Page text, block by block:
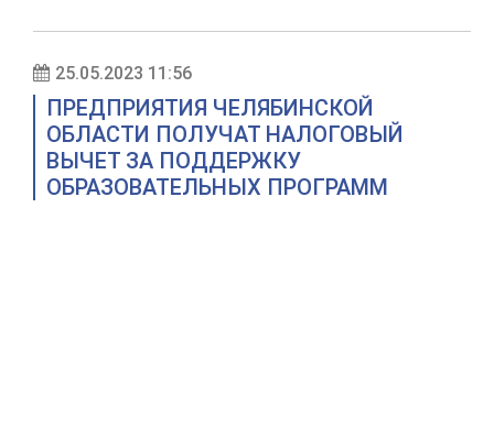
25.05.2023 11:56
ПРЕДПРИЯТИЯ ЧЕЛЯБИНСКОЙ
ОБЛАСТИ ПОЛУЧАТ НАЛОГОВЫЙ
ВЫЧЕТ ЗА ПОДДЕРЖКУ
ОБРАЗОВАТЕЛЬНЫХ ПРОГРАММ